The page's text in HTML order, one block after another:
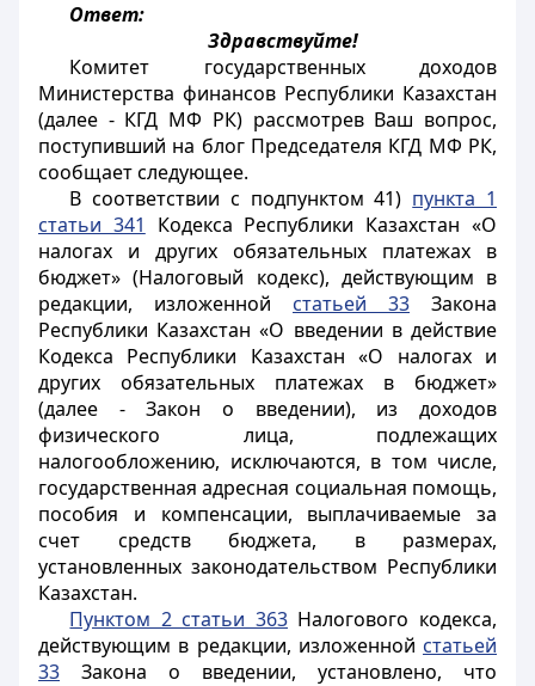
Ответ:
Здравствуйте!
Комитет государственных доходов
Министерства финансов Республики Казахстан
(далее - КГД МФ РК) рассмотрев Ваш вопрос,
поступивший на блог Председателя КГД МФ РК,
сообщает следующее.
В соответствии с подпунктом 41) пункта 1
статьи 341
Кодекса Республики Казахстан «О
налогах и других обязательных платежах в
бюджет» (Налоговый кодекс), действующим в
редакции, изложенной статьей 33 Закона
Республики Казахстан «О введении в действие
Кодекса Республики Казахстан «О налогах и
других обязательных платежах в бюджет»
(далее - Закон о введении), из доходов
физического лица, подлежащих
налогообложению, исключаются, в том числе,
государственная адресная социальная помощь,
пособия и компенсации, выплачиваемые за
счет средств бюджета, в размерах,
установленных законодательством Республики
Казахстан.
Пунктом 2 статьи 363Налогового кодекса,
действующим в редакции, изложенной статьей
33 Закона о введении, установлено, что